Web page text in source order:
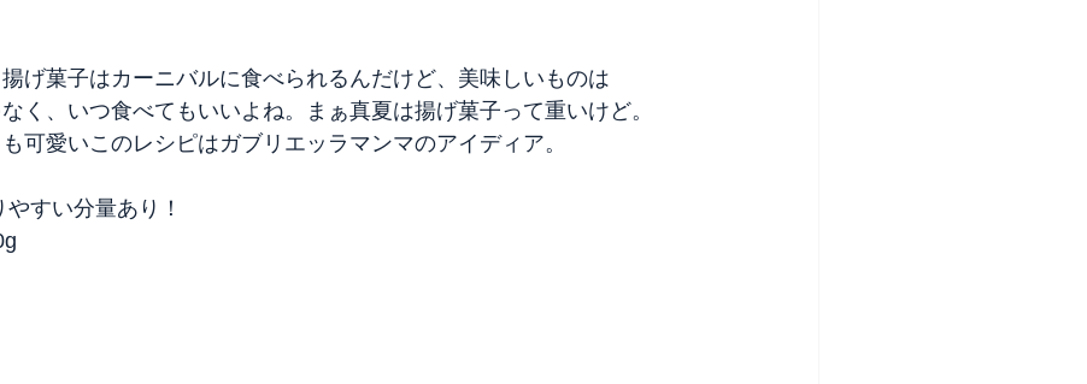
げ菓子はカーニバルに食べられるんだけど、美味しいものは
く、いつ食べてもいいよね。まぁ真夏は揚げ菓子って重いけど。
可愛いこのレシピはガブリエッラマンマのアイディア。
すい分量あり！